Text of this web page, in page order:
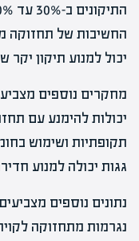
החשיבות של תחזוקה
יכול למנוע תיקון
יכולות להימנע עם
תקופתיות ושימוש
גגות יכולה למנוע
נגרמות מתחזוקה